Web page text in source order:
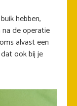
hebben,
de operatie
alvast een
ook bij je